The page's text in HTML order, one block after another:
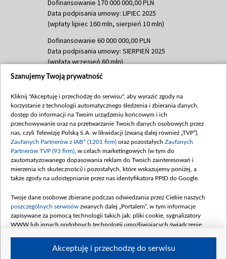
Dofinansowanie 170 000 000,00 PLN
Data podpisania umowy: LIPIEC 2025
(wpłaty lipiec 160 mln, sierpień 10 mln)
Dofinansowanie 60 000 000,00 PLN
Data podpisania umowy: SIERPIEŃ 2025
(wpłata wrzesień 60 mln)
Dofinansowanie 635 783 051,21 PLN
(wpłata wrzesień 100 mln, październik 350
mln, listopad 265 mln)
Dofinansowanie 48 862 000,00 PLN
Data podpisania umowy: GRUDZIEŃ 2025
(wpłata grudzień 60,548 mln)
Dofinansowanie 900 000 000,00 PLN
Data podpisania umowy: LUTY 2026 (wpłata
kwiecień 180 mln, 7 maja 180 mln, 8
czerwca 90 mln)
Dofinansowanie 250 000 000,00 PLN
4 sierpnia 250 mln
Szanujemy Twoją prywatność
Kliknij "Akceptuję i przechodzę do serwisu", aby wyrazić zgody na
korzystanie z technologii automatycznego śledzenia i zbierania danych,
dostęp do informacji na Twoim urządzeniu końcowym i ich
przechowywanie oraz na przetwarzanie Twoich danych osobowych przez
nas, czyli Telewizję Polską S.A. w likwidacji (zwaną dalej również „TVP”),
Zaufanych Partnerów z IAB* (1201 firm) oraz pozostałych Zaufanych
Partnerów TVP (93 firm) , w celach marketingowych (w tym do
zautomatyzowanego dopasowania reklam do Twoich zainteresowań i
mierzenia ich skuteczności) i pozostałych, które wskazujemy poniżej, a
także zgody na udostępnianie przez nas identyfikatora PPID do Google.
Twoje dane osobowe zbierane podczas odwiedzania przez Ciebie naszych
poszczególnych serwisów zwanych dalej „Portalem”, w tym informacje
zapisywane za pomocą technologii takich jak: pliki cookie, sygnalizatory
WWW lub innych podobnych technologii umożliwiających świadczenie
Akceptuję i przechodzę do serwisu